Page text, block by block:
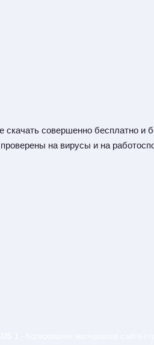
совершенно бесплатно и
на вирусы и на